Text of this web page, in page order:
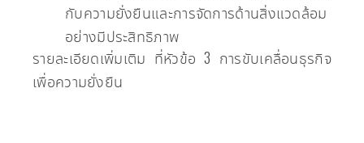
กับ​ความ​ยั่งยืน​และ​การ​จัดการ​ด้าน​สิ่งแวดล้อม​
อย่าง​มี​ประสิทธิภาพ
ราย​ละเอียด​เพิ่มเติม ที่​หัวข้อ 3 การ​ขับเคลื่อน​ธุรกิจ​
เพื่อ​ความ​ยั่งยืน